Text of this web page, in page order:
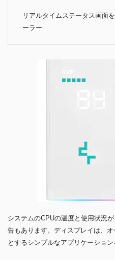
リアルタイムステータス画面
ーラー
システムのCPUの温度と使用状況
告もあります。ディスプレイは、
とするシンプルなアプリケーション